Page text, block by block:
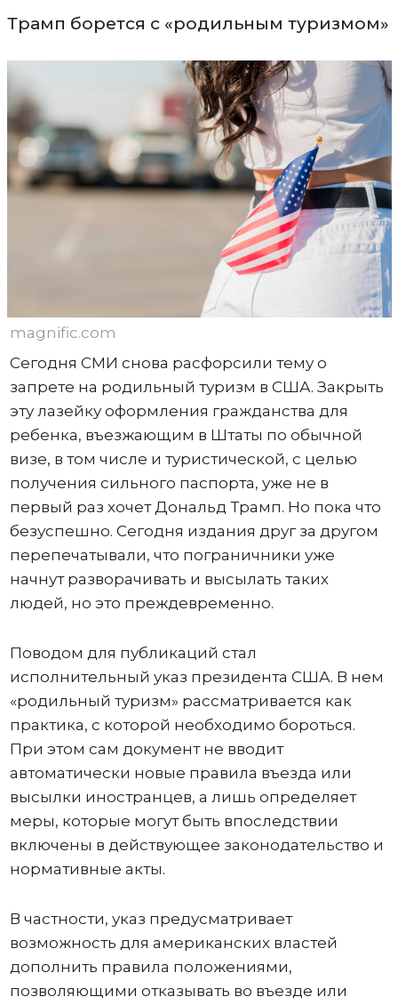
Трамп борется с «родильным туризмом»
magnific.com
Сегодня СМИ снова расфорсили тему о
запрете на родильный туризм в США. Закрыть
эту лазейку оформления гражданства для
ребенка, въезжающим в Штаты по обычной
визе, в том числе и туристической, с целью
получения сильного паспорта, уже не в
первый раз хочет Дональд Трамп. Но пока что
безуспешно. Сегодня издания друг за другом
перепечатывали, что пограничники уже
начнут разворачивать и высылать таких
людей, но это преждевременно.
Поводом для публикаций стал
исполнительный указ президента США. В нем
«родильный туризм» рассматривается как
практика, с которой необходимо бороться.
При этом сам документ не вводит
автоматически новые правила въезда или
высылки иностранцев, а лишь определяет
меры, которые могут быть впоследствии
включены в действующее законодательство и
нормативные акты.
В частности, указ предусматривает
возможность для американских властей
дополнить правила положениями,
позволяющими отказывать во въезде или